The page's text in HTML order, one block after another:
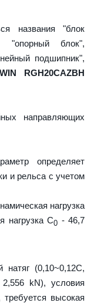
названия "блок
"опорный блок",
подшипник",
RGH20CAZBH
направляющих
определяет
и рельса с учетом
нагрузка
нагрузка С0 - 46,7
(0,10~0,12C,
kN), условия
высокая